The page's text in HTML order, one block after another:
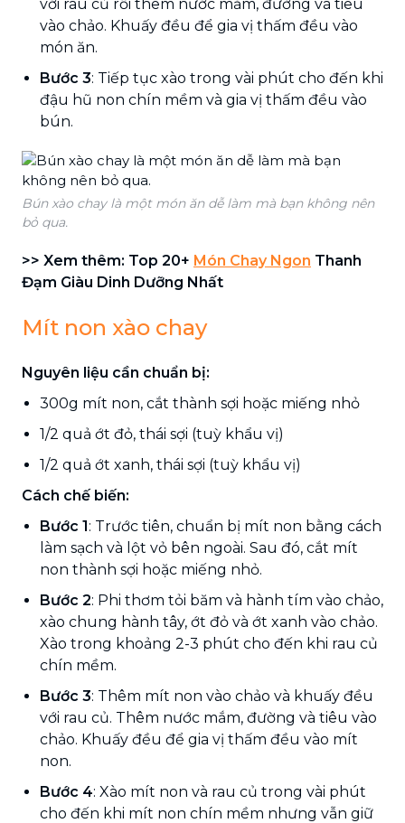
với rau củ rồi thêm nước mắm, đường và tiêu
vào chảo. Khuấy đều để gia vị thấm đều vào
món ăn.
Bước 3: Tiếp tục xào trong vài phút cho đến khi
đậu hũ non chín mềm và gia vị thấm đều vào
bún.
Bún xào chay là một món ăn dễ làm mà bạn không nên
bỏ qua.
>> Xem thêm: Top 20+ Món Chay Ngon Thanh
Đạm Giàu Dinh Dưỡng Nhất
Mít non xào chay
Nguyên liệu cần chuẩn bị:
300g mít non, cắt thành sợi hoặc miếng nhỏ
1/2 quả ớt đỏ, thái sợi (tuỳ khẩu vị)
1/2 quả ớt xanh, thái sợi (tuỳ khẩu vị)
Cách chế biến:
Bước 1: Trước tiên, chuẩn bị mít non bằng cách
làm sạch và lột vỏ bên ngoài. Sau đó, cắt mít
non thành sợi hoặc miếng nhỏ.
Bước 2: Phi thơm tỏi băm và hành tím vào chảo,
xào chung hành tây, ớt đỏ và ớt xanh vào chảo.
Xào trong khoảng 2-3 phút cho đến khi rau củ
chín mềm.
Bước 3: Thêm mít non vào chảo và khuấy đều
với rau củ. Thêm nước mắm, đường và tiêu vào
chảo. Khuấy đều để gia vị thấm đều vào mít
non.
Bước 4: Xào mít non và rau củ trong vài phút
cho đến khi mít non chín mềm nhưng vẫn giữ